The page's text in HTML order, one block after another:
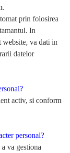
prin folosirea
In
website, va dati in
datelor
activ, si conform
personal?
va gestiona